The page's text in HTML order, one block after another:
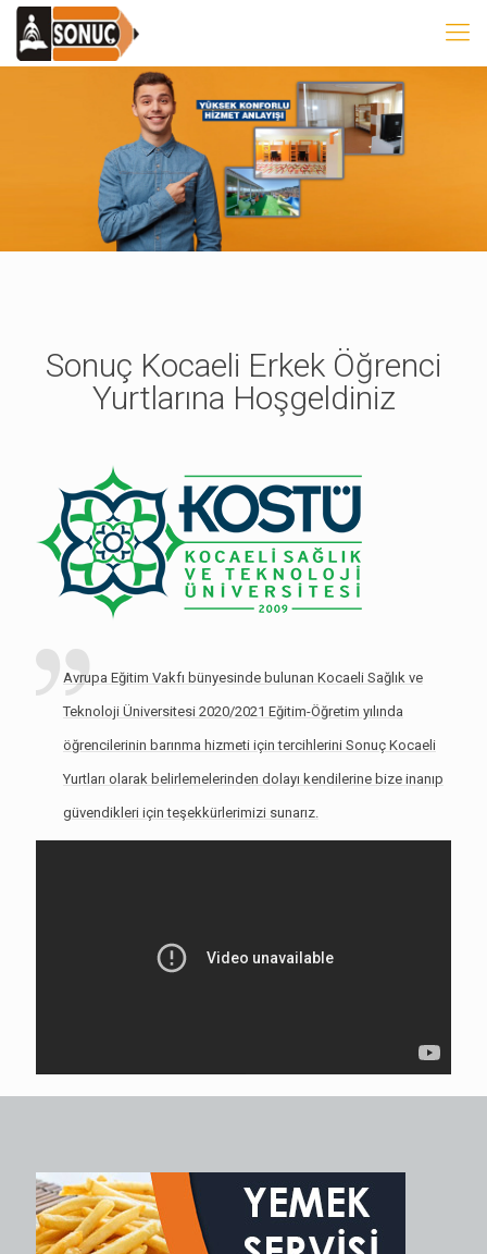
Sonuç Kocaeli Erkek Öğrenci
Yurtlarına Hoşgeldiniz
Avrupa Eğitim Vakfı bünyesinde bulunan Kocaeli Sağlık ve
Teknoloji Üniversitesi 2020/2021 Eğitim-Öğretim yılında
öğrencilerinin barınma hizmeti için tercihlerini Sonuç Kocaeli
Yurtları olarak belirlemelerinden dolayı kendilerine bize inanıp
güvendikleri için teşekkürlerimizi sunarız.